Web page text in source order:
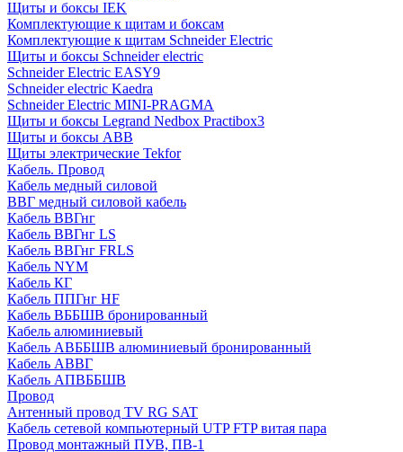
Щиты и боксы IEK
Комплектующие к щитам и боксам
Комплектующие к щитам Schneider Electric
Щиты и боксы Schneider electric
Schneider Electric EASY9
Schneider electric Kaedra
Schneider Electric MINI-PRAGMA
Щиты и боксы Legrand Nedbox Practibox3
Щиты и боксы ABB
Щиты электрические Tekfor
Кабель. Провод
Кабель медный силовой
ВВГ медный силовой кабель
Кабель ВВГнг
Кабель ВВГнг LS
Кабель ВВГнг FRLS
Кабель NYM
Кабель КГ
Кабель ППГнг HF
Кабель ВББШВ бронированный
Кабель алюминиевый
Кабель АВББШВ алюминиевый бронированный
Кабель АВВГ
Кабель АПВББШВ
Провод
Антенный провод TV RG SAT
Кабель сетевой компьютерный UTP FTP витая пара
Провод монтажный ПУВ, ПВ-1